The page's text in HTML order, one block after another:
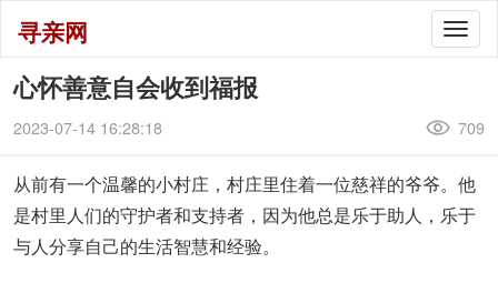
寻亲网
心怀善意自会收到福报
2023-07-14 16:28:18 709
从前有一个温馨的小村庄，村庄里住着一位慈祥的爷爷。他
是村里人们的守护者和支持者，因为他总是乐于助人，乐于
与人分享自己的生活智慧和经验。